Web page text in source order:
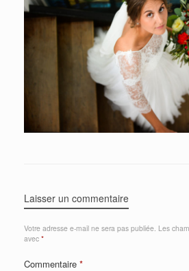
Laisser un commentaire
Votre adresse e-mail ne sera pas publiée. Les
avec *
Commentaire *